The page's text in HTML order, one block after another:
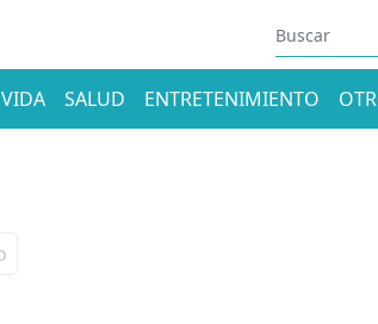
VIDA SALUD ENTRETENIMIENTO